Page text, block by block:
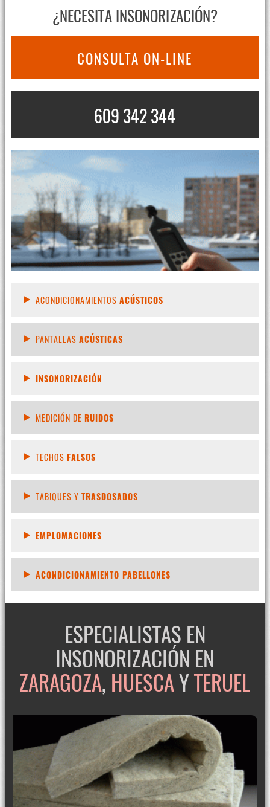
¿NECESITA INSONORIZACIÓN?
CONSULTA ON-LINE
609 342 344
ACONDICIONAMIENTOS ACÚSTICOS
PANTALLAS ACÚSTICAS
INSONORIZACIÓN
MEDICIÓN DE RUIDOS
TECHOS FALSOS
TABIQUES Y TRASDOSADOS
EMPLOMACIONES
ACONDICIONAMIENTO PABELLONES
ESPECIALISTAS EN
INSONORIZACIÓN EN
ZARAGOZA, HUESCAYTERUEL